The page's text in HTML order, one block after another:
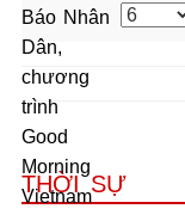
Báo Nhân
Dân,
chương
trình
Good
Morning
Vietnam
THỜI SỰ